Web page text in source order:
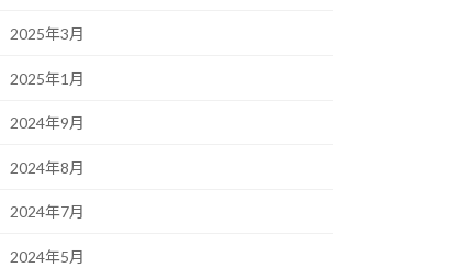
2025年3月
2025年1月
2024年9月
2024年8月
2024年7月
2024年5月